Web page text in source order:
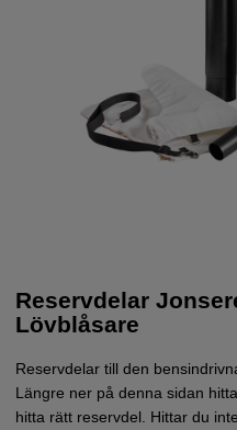
Reservdelar
Lövblåsare
Reservdelar till den
Längre ner på denna sidan
hitta rätt reservdel. Hittar du